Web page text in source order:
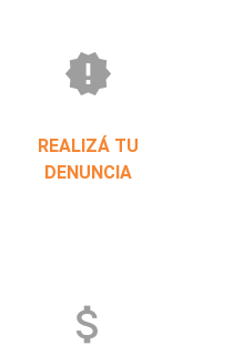
new_releases
REALIZÁ TU
DENUNCIA
attach_money